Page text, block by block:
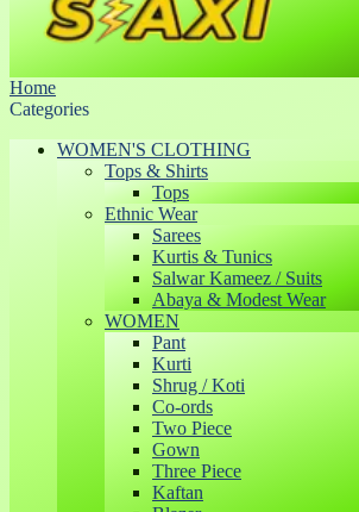
Home
Categories
WOMEN'S CLOTHING
Tops & Shirts
Tops
Ethnic Wear
Sarees
Kurtis & Tunics
Salwar Kameez / Suits
Abaya & Modest Wear
WOMEN
Pant
Kurti
Shrug / Koti
Co-ords
Two Piece
Gown
Three Piece
Kaftan